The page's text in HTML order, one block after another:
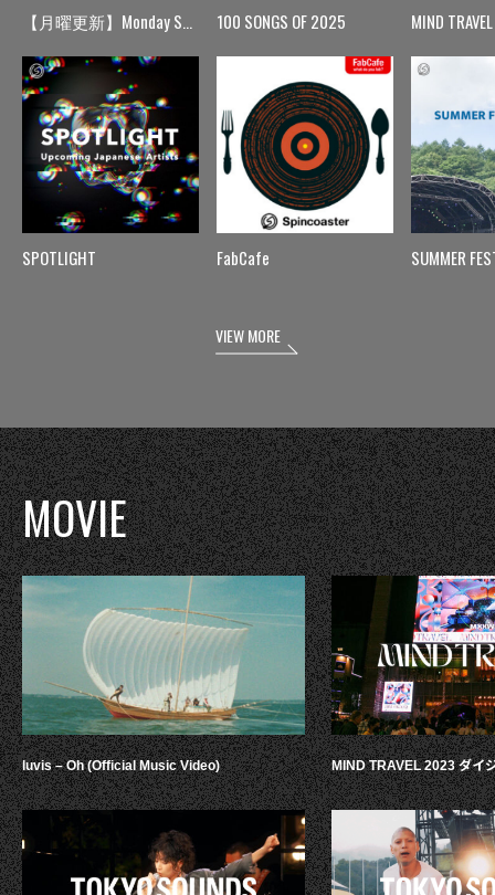
【月曜更新】Monday Spin
SPOTLIGHT
100 SONGS OF 2025
FabCafe
MIND TRAVEL
SUMMER
VIEW MORE
MOVIE
luvis – Oh (Official Music Video) MIND TRAVEL 2023 ダイ